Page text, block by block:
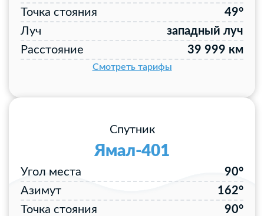
Точка стояния
49°
Луч
западный луч
Расстояние
39 999 км
Смотреть тарифы
Спутник
Ямал-401
Угол места
90°
Азимут
162°
Точка стояния
90°